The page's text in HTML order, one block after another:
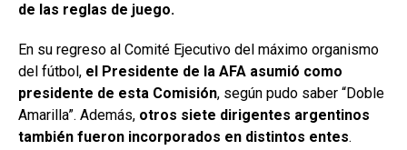
de las reglas de juego.
En su regreso al Comité Ejecutivo del máximo organismo
del fútbol, el Presidente de la AFA asumió como
presidente de esta Comisión, según pudo saber “Doble
Amarilla”. Además, otros siete dirigentes argentinos
también fueron incorporados en distintos entes.